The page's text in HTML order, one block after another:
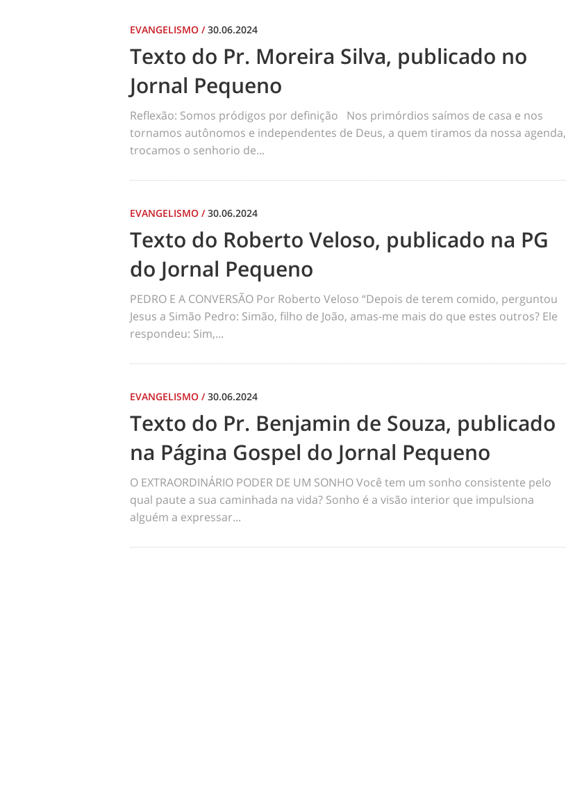
EVANGELISMO /30.06.2024
Texto do Pr. Moreira Silva, publicado no
Jornal Pequeno
Reflexão: Somos pródigos por definição Nos primórdios saímos de casa e nos
tornamos autônomos e independentes de Deus, a quem tiramos da nossa agenda,
trocamos o senhorio de...
EVANGELISMO /30.06.2024
Texto do Roberto Veloso, publicado na PG
do Jornal Pequeno
PEDRO E A CONVERSÃO Por Roberto Veloso “Depois de terem comido, perguntou
Jesus a Simão Pedro: Simão, filho de João, amas-me mais do que estes outros? Ele
respondeu: Sim,...
EVANGELISMO /30.06.2024
Texto do Pr. Benjamin de Souza, publicado
na Página Gospel do Jornal Pequeno
O EXTRAORDINÁRIO PODER DE UM SONHO Você tem um sonho consistente pelo
qual paute a sua caminhada na vida? Sonho é a visão interior que impulsiona
alguém a expressar...